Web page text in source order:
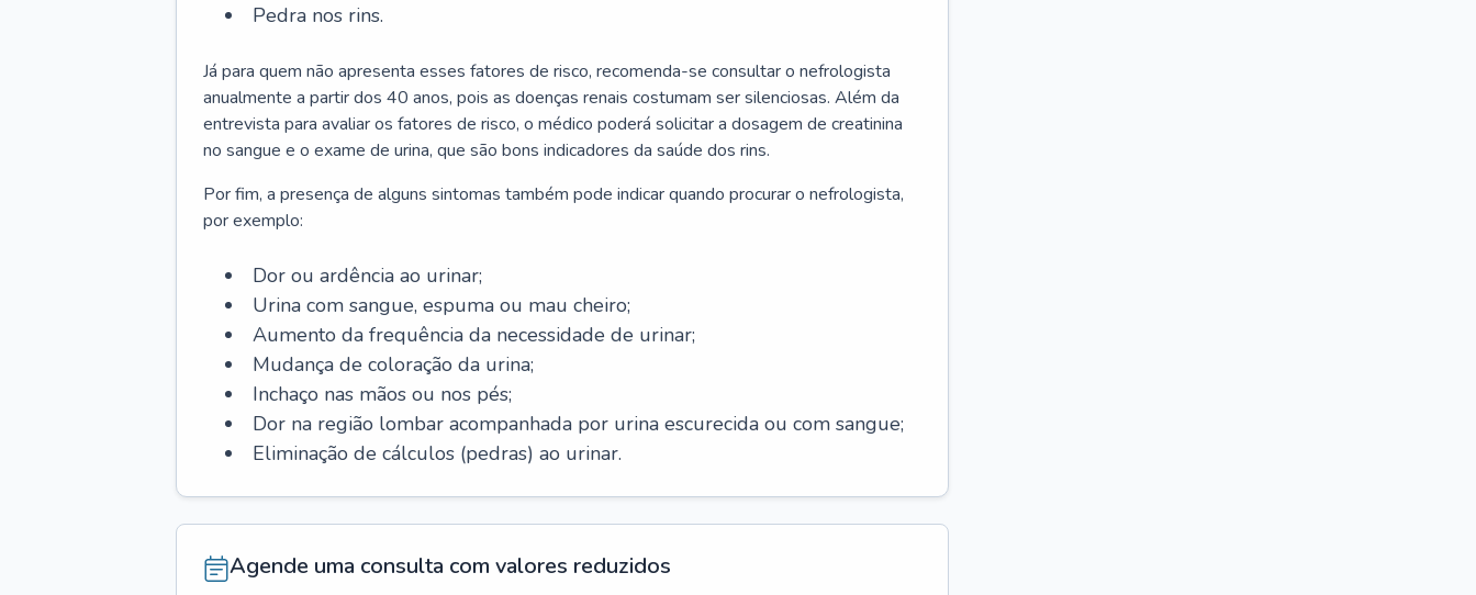
Pedra nos rins.
Já para quem não apresenta esses fatores de risco, recomenda-se consultar o nefrologista
anualmente a partir dos 40 anos, pois as doenças renais costumam ser silenciosas. Além da
entrevista para avaliar os fatores de risco, o médico poderá solicitar a dosagem de creatinina
no sangue e o exame de urina, que são bons indicadores da saúde dos rins.
Por fim, a presença de alguns sintomas também pode indicar quando procurar o nefrologista,
por exemplo:
Dor ou ardência ao urinar;
Urina com sangue, espuma ou mau cheiro;
Aumento da frequência da necessidade de urinar;
Mudança de coloração da urina;
Inchaço nas mãos ou nos pés;
Dor na região lombar acompanhada por urina escurecida ou com sangue;
Eliminação de cálculos (pedras) ao urinar.
Agende uma consulta com valores reduzidos